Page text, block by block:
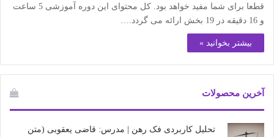
قطعا برای شما مفید خواهد بود. کل محتوای این دوره آموزشی 5 ساعت
و 16 دقیقه در 19 بخش ارائه می گردد.…
بیشتر بخوانید »
آخرین محصولات
تحلیل کاربردی فک رهن | مدرس: قاضی یعقوبی (متن